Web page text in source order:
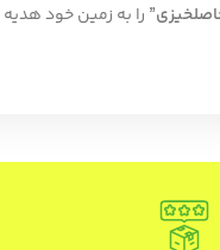
را به زمین خود